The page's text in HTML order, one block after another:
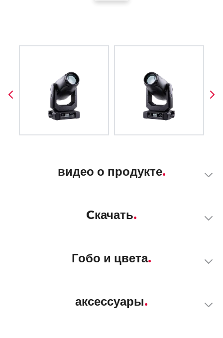
видео о продукте
Cкачать
Гобо и цвета
аксессуары